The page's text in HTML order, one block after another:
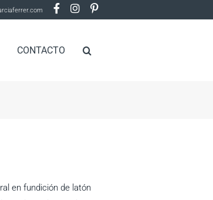
CONTACTO
en fundición de latón